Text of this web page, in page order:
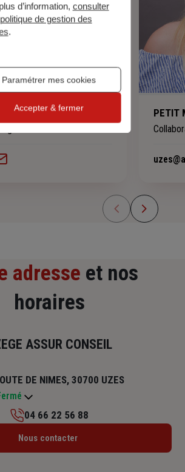
PETIT
adresse et nos
horaires
ASSUR CONSEIL
DE NIMES, 30700 UZES
Lundi : 09h – 12h / 14h – 18h
04 66 22 56 88
Nous contacter
d’information, consulter
de gestion des
.
Paramétrer mes cookies
Accepter & fermer